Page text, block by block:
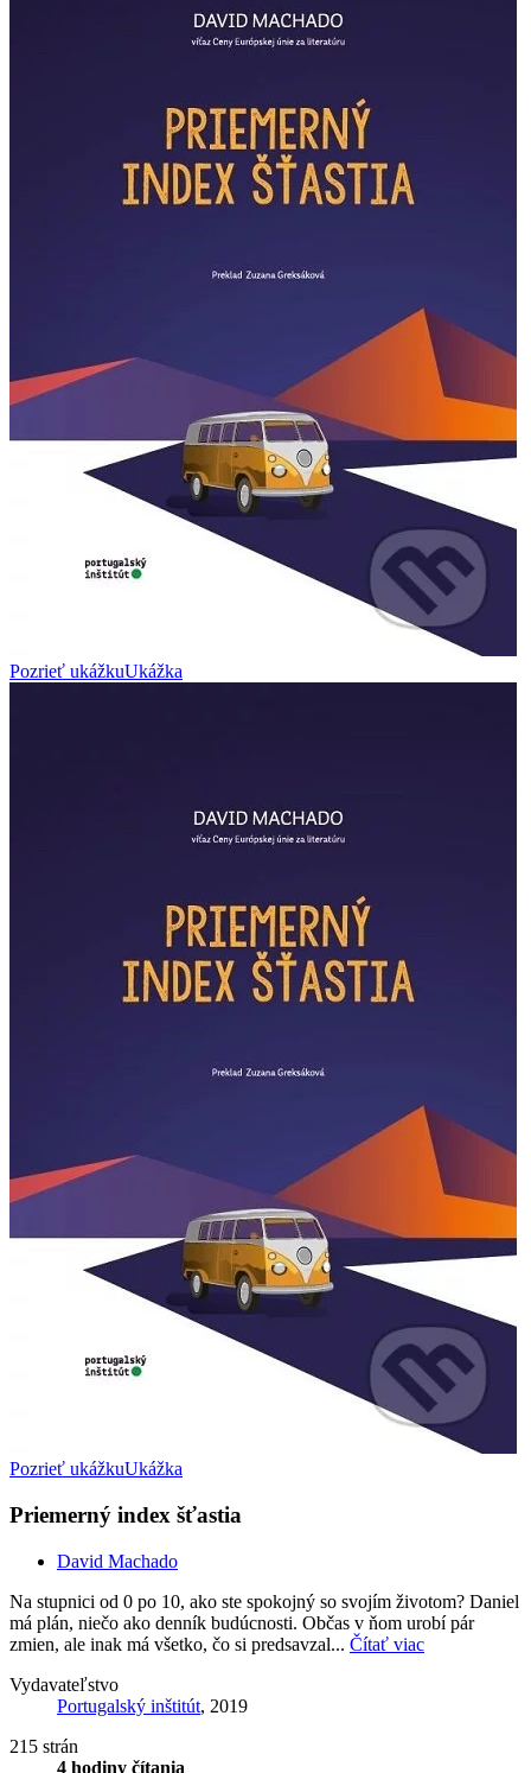
Pozrieť ukážkuUkážka
Pozrieť ukážkuUkážka
Priemerný index šťastia
David Machado
Na stupnici od 0 po 10, ako ste spokojný so svojím životom? Daniel
má plán, niečo ako denník budúcnosti. Občas v ňom urobí pár
zmien, ale inak má všetko, čo si predsavzal... Čítať viac
Vydavateľstvo
Portugalský inštitút, 2019
215 strán
4 hodiny čítania